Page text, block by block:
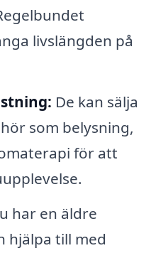
livslängden på
De kan sälja
som belysning,
för att
har en äldre
hjälpa till med